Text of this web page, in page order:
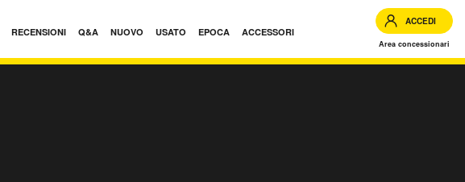
RECENSIONI Q&A NUOVO USATO EPOCA ACCESSORI
ACCEDI
Area concessionari